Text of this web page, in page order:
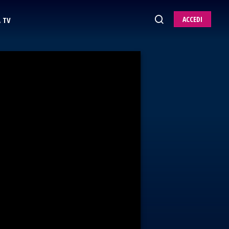
TV ACCEDI